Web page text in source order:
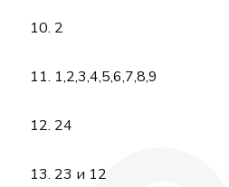
2
1,2,3,4,5,6,7,8,9
24
23 и 12